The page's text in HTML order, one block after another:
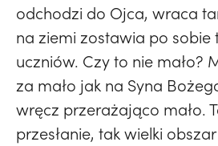
odchodzi do Ojca, wraca
na ziemi zostawia po sobie
uczniów. Czy to nie mało?
za mało jak na Syna
wręcz przerażająco mało.
przesłanie, tak wielki